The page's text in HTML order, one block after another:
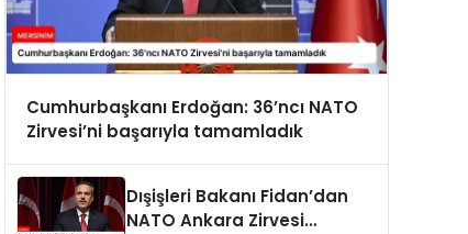
Cumhurbaşkanı Erdoğan: 36’ncı NATO
Zirvesi’ni başarıyla tamamladık
Dışişleri Bakanı Fidan’dan
NATO Ankara Zirvesi